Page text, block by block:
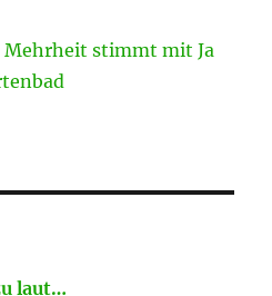
stimmt mit Ja
laut…